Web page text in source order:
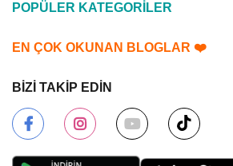
POPÜLER KATEGORİLER
EN ÇOK OKUNAN BLOGLAR ❤️
BİZİ TAKİP EDİN